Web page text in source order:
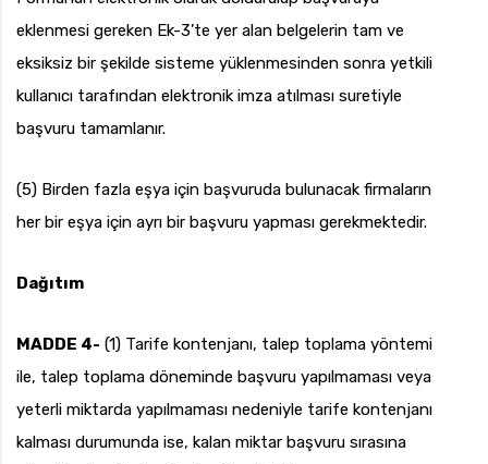
eklenmesi gereken Ek-3’te yer alan belgelerin tam ve
eksiksiz bir şekilde sisteme yüklenmesinden sonra yetkili
kullanıcı tarafından elektronik imza atılması suretiyle
başvuru tamamlanır.
(5) Birden fazla eşya için başvuruda bulunacak firmaların
her bir eşya için ayrı bir başvuru yapması gerekmektedir.
Dağıtım
MADDE 4- (1) Tarife kontenjanı, talep toplama yöntemi
ile, talep toplama döneminde başvuru yapılmaması veya
yeterli miktarda yapılmaması nedeniyle tarife kontenjanı
kalması durumunda ise, kalan miktar başvuru sırasına